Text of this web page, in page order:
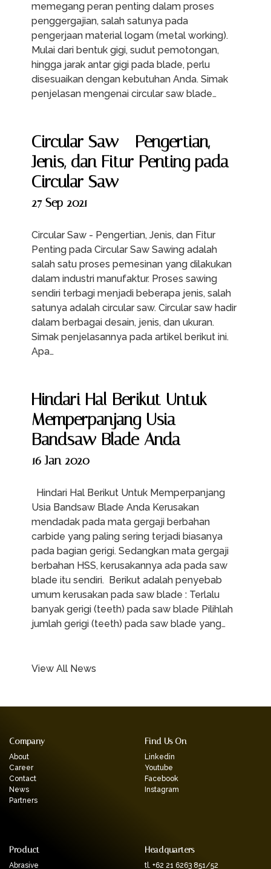
memegang peran penting dalam proses
penggergajian, salah satunya pada
pengerjaan material logam (metal working).
Mulai dari bentuk gigi, sudut pemotongan,
hingga jarak antar gigi pada blade, perlu
disesuaikan dengan kebutuhan Anda. Simak
penjelasan mengenai circular saw blade…
Circular Saw - Pengertian,
Jenis, dan Fitur Penting pada
Circular Saw
27 Sep 2021
Circular Saw - Pengertian, Jenis, dan Fitur
Penting pada Circular Saw Sawing adalah
salah satu proses pemesinan yang dilakukan
dalam industri manufaktur. Proses sawing
sendiri terbagi menjadi beberapa jenis, salah
satunya adalah circular saw. Circular saw hadir
dalam berbagai desain, jenis, dan ukuran.
Simak penjelasannya pada artikel berikut ini.
Apa…
Hindari Hal Berikut Untuk
Memperpanjang Usia
Bandsaw Blade Anda
16 Jan 2020
Hindari Hal Berikut Untuk Memperpanjang
Usia Bandsaw Blade Anda Kerusakan
mendadak pada mata gergaji berbahan
carbide yang paling sering terjadi biasanya
pada bagian gerigi. Sedangkan mata gergaji
berbahan HSS, kerusakannya ada pada saw
blade itu sendiri. Berikut adalah penyebab
umum kerusakan pada saw blade : Terlalu
banyak gerigi (teeth) pada saw blade Pilihlah
jumlah gerigi (teeth) pada saw blade yang…
View All News
Company
About
Career
Contact
News
Partners
Find Us On
Linkedin
Youtube
Facebook
Instagram
Product
Abrasive
Headquarters
tl. +62 21 6263 851/52